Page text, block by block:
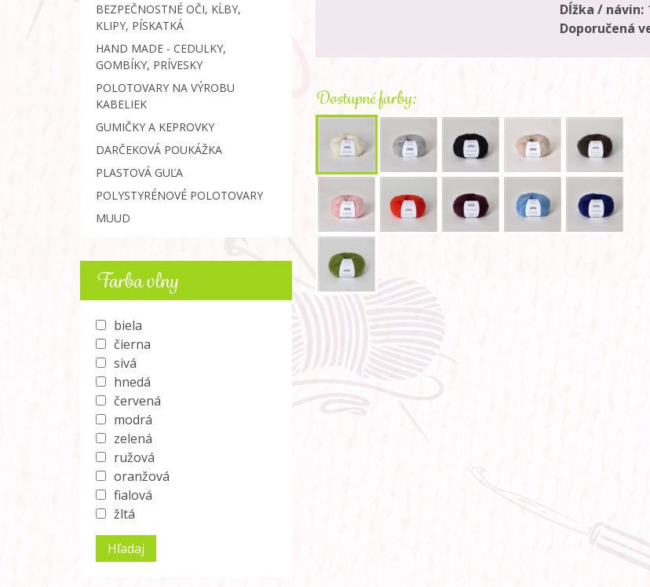
Dĺžka / návin:
Doporučená
Dostupné farby:
BEZPEČNOSTNÉ OČI, KĹBY,
KLIPY, PÍSKATKÁ
HAND MADE - CEDULKY,
GOMBÍKY, PRÍVESKY
POLOTOVARY NA VÝROBU
KABELIEK
GUMIČKY A KEPROVKY
DARČEKOVÁ POUKÁŽKA
PLASTOVÁ GUĽA
POLYSTYRÉNOVÉ POLOTOVARY
MUUD
Farba vlny
biela
čierna
sivá
hnedá
červená
modrá
zelená
ružová
oranžová
fialová
žltá